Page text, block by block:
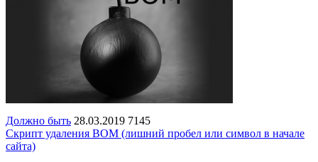
Должно быть 28.03.2019 7145
Скрипт удаления BOM (лишний пробел или символ в начале
сайта)